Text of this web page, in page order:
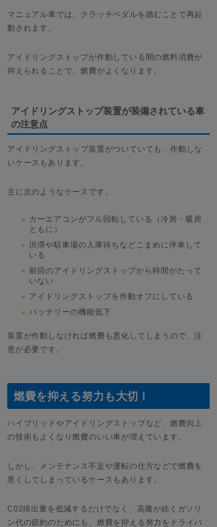
マニュアル車では、クラッチペダルを踏むことで再起
動されます。
アイドリングストップが作動している間の燃料消費が
抑えられることで、燃費がよくなります。
アイドリングストップ装置が装備されている車
の注意点
アイドリングストップ装置がついていても、作動しな
いケースもあります。
主に次のようなケースです。
カーエアコンがフル回転している（冷房・暖房
ともに）
渋滞や駐車場の入庫待ちなどこまめに停車して
いる
前回のアイドリングストップから時間がたって
いない
アイドリングストップを作動オフにしている
バッテリーの機能低下
装置が作動しなければ燃費も悪化してしまうので、注
意が必要です。
燃費を抑える努力も大切！
ハイブリッドやアイドリングストップなど、燃費向上
の技術もよくなり燃費のいい車が増えています。
しかし、メンテナンス不足や運転の仕方などで燃費を
悪くしてしまっているケースもあります。
C02排出量を低減するだけでなく、高騰が続くガソリ
ン代の節約のためにも、燃費を抑える努力をドライバ